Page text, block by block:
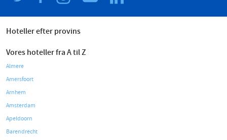
Hoteller efter provins
Vores hoteller fra A til Z
Almere
Amersfoort
Arnhem
Amsterdam
Apeldoorn
Barendrecht